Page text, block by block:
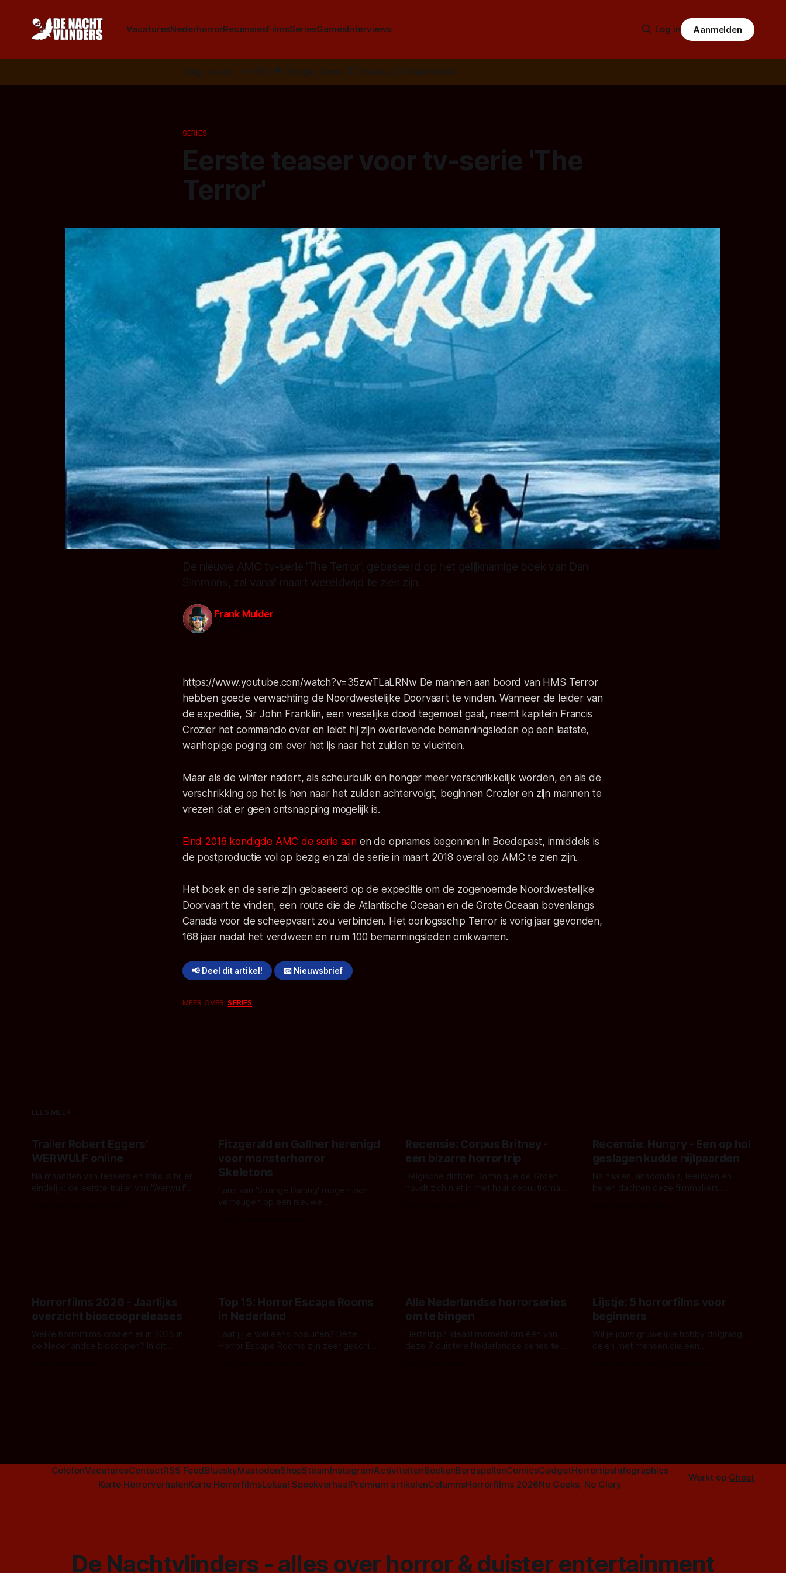
VacaturesNederhorrorRecensiesFilmsSeriesGamesInterviews Log in Aanmelden
Volg ons op: 📣 RSS 📰 Google News 🦋 Bluesky ✉️ Nieuwsbrief
SERIES
Eerste teaser voor tv-serie 'The
Terror'
De nieuwe AMC tv-serie 'The Terror', gebaseerd op het gelijknamige boek van Dan
Simmons, zal vanaf maart wereldwijd te zien zijn.
Frank Mulder
https://www.youtube.com/watch?v=35zwTLaLRNw De mannen aan boord van HMS Terror
hebben goede verwachting de Noordwestelijke Doorvaart te vinden. Wanneer de leider van
de expeditie, Sir John Franklin, een vreselijke dood tegemoet gaat, neemt kapitein Francis
Crozier het commando over en leidt hij zijn overlevende bemanningsleden op een laatste,
wanhopige poging om over het ijs naar het zuiden te vluchten.
Maar als de winter nadert, als scheurbuik en honger meer verschrikkelijk worden, en als de
verschrikking op het ijs hen naar het zuiden achtervolgt, beginnen Crozier en zijn mannen te
vrezen dat er geen ontsnapping mogelijk is.
Eind 2016 kondigde AMC de serie aan en de opnames begonnen in Boedepast, inmiddels is
de postproductie vol op bezig en zal de serie in maart 2018 overal op AMC te zien zijn.
Het boek en de serie zijn gebaseerd op de expeditie om de zogenoemde Noordwestelijke
Doorvaart te vinden, een route die de Atlantische Oceaan en de Grote Oceaan bovenlangs
Canada voor de scheepvaart zou verbinden. Het oorlogsschip Terror is vorig jaar gevonden,
168 jaar nadat het verdween en ruim 100 bemanningsleden omkwamen.
📢 Deel dit artikel! 📧 Nieuwsbrief
MEER OVER:SERIES
LEES MEER
Trailer Robert Eggers'
WERWULF online
Na maanden van teasers en stills is hij er
eindelijk: de eerste trailer van 'Werwulf'.
Fitzgerald en Gallner herenigd
voor monsterhorror
Skeletons
Fans van 'Strange Darling' mogen zich
verheugen op een nieuwe
Recensie: Corpus Britney -
een bizarre horrortrip
Belgische dichter Dominique de Groen
houdt zich niet in met haar debuutroman.
Recensie: Hungry - Een op hol
geslagen kudde nijlpaarden
Na haaien, anaconda's, leeuwen en
beren dachten deze filmmakers:
Horrorfilms 2026 - Jaarlijks
overzicht bioscoopreleases
Welke horrorfilms draaien er in 2026 in
de Nederlandse bioscopen? In dit
Top 15: Horror Escape Rooms
in Nederland
Laat jij je wel eens opsluiten? Deze
Horror Escape Rooms zijn zeer geschikt
Alle Nederlandse horrorseries
om te bingen
Herfstdip? Ideaal moment om één van
deze 7 duistere Nederlandse series te
Lijstje: 5 horrorfilms voor
beginners
Wil je jouw gruwelijke hobby dolgraag
delen met mensen die een
ColofonVacaturesContactRSS FeedBlueskyMastodonShopSteamInstagramActiviteitenBoekenBordspellenComicsGadgetHorrortipsInfographics
Korte HorrorverhalenKorte HorrorfilmsLokaal SpookverhaalPremium artikelenColumnsHorrorfilms 2026No Geeks, No Glory
Werkt op Ghost
De Nachtvlinders - alles over horror & duister entertainment